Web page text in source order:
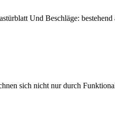
Und Beschläge:
sich nicht nur durch